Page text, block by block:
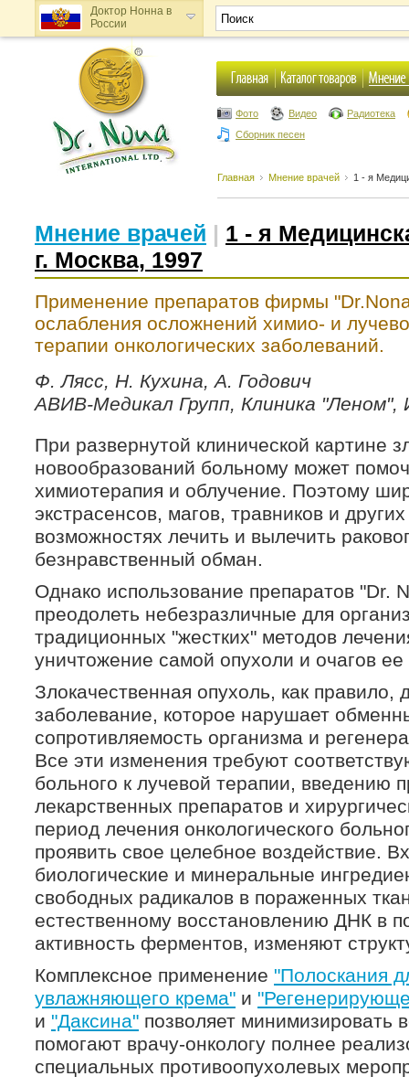
Доктор Нонна в
России
Доктор Нонна в
Украине
Фото Видео
Радиотека
Сборник песен
Главная Мнение врачей 1 - я
Мнение врачей | 1 - я
г. Москва, 1997
Применение препаратов фирмы
ослабления осложнений химио- и
терапии онкологических заболеваний.
Ф. Лясс, Н. Кухина, А. Годович
АВИВ-Медикал Групп, Клиника "Леном",
При развернутой клинической картине
новообразований больному может
химиотерапия и облучение. Поэтому
экстрасенсов, магов, травников и
возможностях лечить и вылечить
безнравственный обман.
Однако использование препаратов "Dr.
преодолеть небезразличные для
традиционных "жестких" методов
уничтожение самой опухоли и очагов
Злокачественная опухоль, как правило,
заболевание, которое нарушает
сопротивляемость организма и
Все эти изменения требуют
больного к лучевой терапии, введению
лекарственных препаратов и
период лечения онкологического
проявить свое целебное воздействие.
биологические и минеральные
свободных радикалов в пораженных
естественному восстановлению ДНК в
активность ферментов, изменяют
Комплексное применение "Полоскания
увлажняющего крема" и
и "Даксина" позволяет минимизировать
помогают врачу-онкологу полнее
специальных противоопухолевых